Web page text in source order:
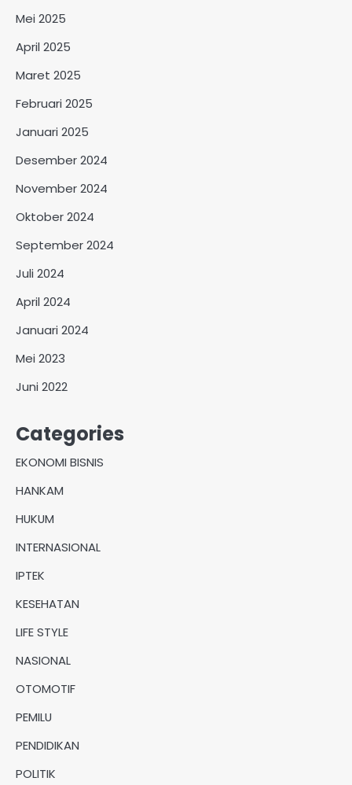
Mei 2025
April 2025
Maret 2025
Februari 2025
Januari 2025
Desember 2024
November 2024
Oktober 2024
September 2024
Juli 2024
April 2024
Januari 2024
Mei 2023
Juni 2022
Categories
EKONOMI BISNIS
HANKAM
HUKUM
INTERNASIONAL
IPTEK
KESEHATAN
LIFE STYLE
NASIONAL
OTOMOTIF
PEMILU
PENDIDIKAN
POLITIK